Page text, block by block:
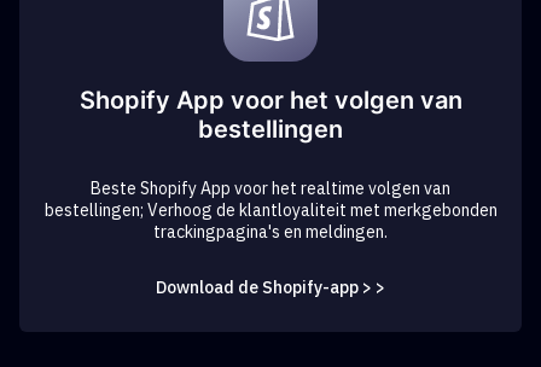
Shopify App voor het volgen van
bestellingen
Beste Shopify App voor het realtime volgen van
bestellingen; Verhoog de klantloyaliteit met merkgebonden
trackingpagina's en meldingen.
Download de Shopify-app > >